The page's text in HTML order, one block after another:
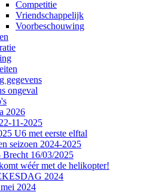
Competitie
Vriendschappelijk
Voorbeschouwing
gegevens
ongeval
2026
11-2025
U6 met eerste elftal
seizoen 2024-2025
Brecht 16/03/2025
wéér met de helikopter!
2024
2024